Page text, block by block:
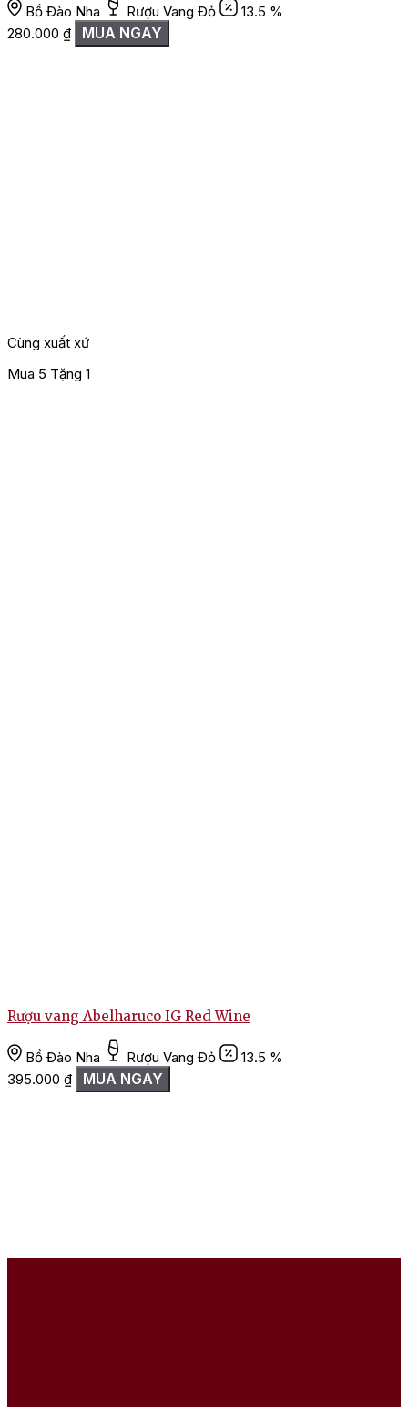
Bồ Đào Nha Rượu Vang Đỏ
13.5 %
280.000 ₫ MUA NGAY
Cùng xuất xứ
Mua 5 Tặng 1
Rượu vang Abelharuco IG Red Wine
Bồ Đào Nha Rượu Vang Đỏ
13.5 %
395.000 ₫ MUA NGAY